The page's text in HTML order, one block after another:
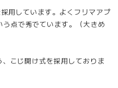
用しています。よくフリマアプ
点で秀でています。（大きめ
こじ開け式を採用しておりま